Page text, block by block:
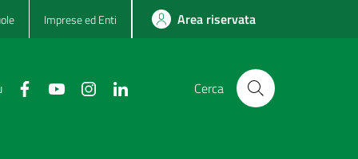
Imprese ed Enti Area riservata
Cerca